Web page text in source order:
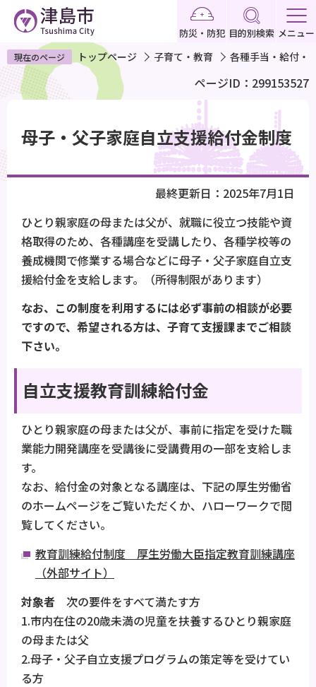
ペ
ー
ジ
で
す
防災・防犯 目的別検索 メニュー
現在のページ トップページ 子育て・教育 各種手当・給付・
ページID：299153527
母子・父子家庭自立支援給付金制度
最終更新日：2025年7月1日
ひとり親家庭の母または父が、就職に役立つ技能や資
格取得のため、各種講座を受講したり、各種学校等の
養成機関で修業する場合などに母子・父子家庭自立支
援給付金を支給します。（所得制限があります）
なお、この制度を利用するには必ず事前の相談が必要
ですので、希望される方は、子育て支援課までご相談
下さい。
自立支援教育訓練給付金
ひとり親家庭の母または父が、事前に指定を受けた職
業能力開発講座を受講後に受講費用の一部を支給しま
す。
なお、給付金の対象となる講座は、下記の厚生労働省
のホームページをご覧いただくか、ハローワークで閲
覧してください。
教育訓練給付制度 厚生労働大臣指定教育訓練講座
（外部サイト）
対象者 次の要件をすべて満たす方
1.市内在住の20歳未満の児童を扶養するひとり親家庭
の母または父
2.母子・父子自立支援プログラムの策定等を受けてい
る方